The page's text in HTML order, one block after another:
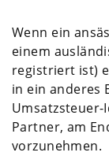
Wenn ein
einem
registriert ist)
in ein anderes
Partner, am
vorzunehmen.